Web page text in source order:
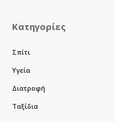
Κατηγορίες
Σπίτι
Υγεία
Διατροφή
Ταξίδια